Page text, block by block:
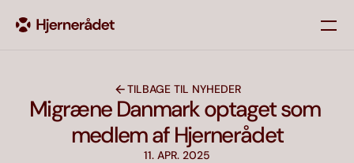
Nyheder
Vores medlemmer
TILBAGE TIL NYHEDER
Migræne Danmark optaget som
medlem af Hjernerådet
11. APR. 2025